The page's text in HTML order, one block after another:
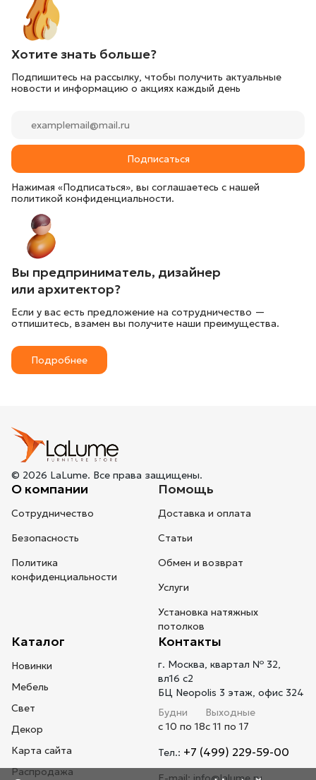
Хотите знать больше?
Подпишитесь на рассылку, чтобы получить актуальные
новости и информацию о акциях каждый день
Подписаться
Нажимая «Подписаться», вы соглашаетесь с нашей
политикой конфиденциальности.
Вы предприниматель, дизайнер
или архитектор?
Если у вас есть предложение на сотрудничество —
отпишитесь, взамен вы получите наши преимущества.
Подробнее
© 2026 LaLume. Все права защищены.
О компании
Сотрудничество
Безопасность
Политика
конфиденциальности
Помощь
Доставка и оплата
Статьи
Обмен и возврат
Услуги
Установка натяжных
потолков
Каталог
Новинки
Мебель
Свет
Декор
Карта сайта
Распродажа
Контакты
г. Москва, квартал № 32,
вл16 с2
БЦ Neopolis 3 этаж, офис 324
Будни
с 10 по 18
Выходные
с 11 по 17
Тел.: +7 (499) 229-59-00